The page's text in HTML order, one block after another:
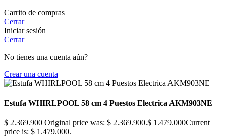
Carrito de compras
Cerrar
Iniciar sesión
Cerrar
No tienes una cuenta aún?
Crear una cuenta
Estufa WHIRLPOOL 58 cm 4 Puestos Electrica AKM903NE
$2.369.900 Original price was: $ 2.369.900.$ 1.479.000Current
price is: $ 1.479.000.